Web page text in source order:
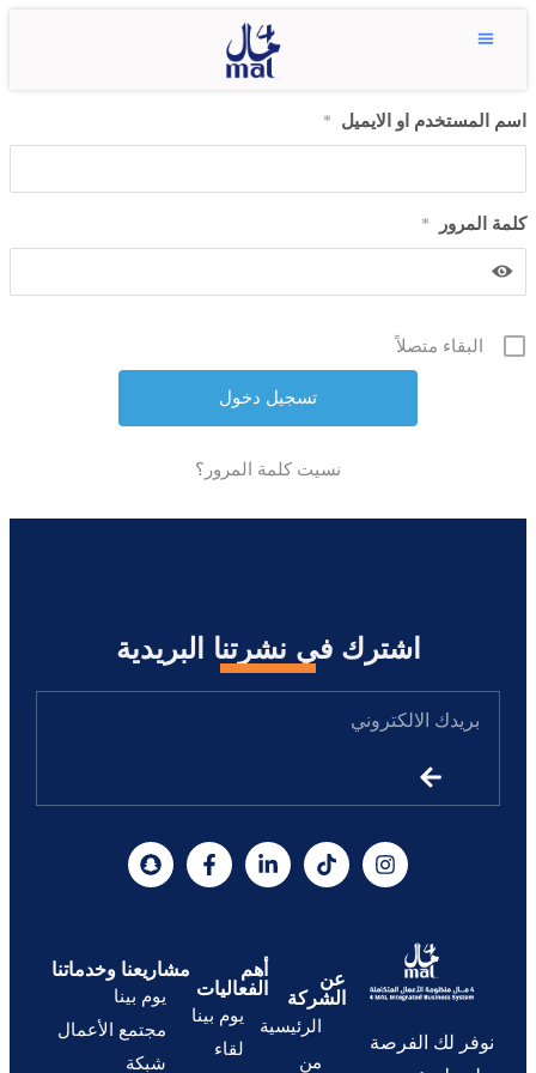
اسم المستخدم او الايميل *
كلمة المرور *
البقاء متصلاً
نسيت كلمة المرور؟
اشترك في نشرتنا البريدية
نوفر لك الفرصة
عن
الشركة
الرئيسية
من
أهم
الفعاليات
يوم بينا
لقاء
مشاريعنا وخدماتنا
يوم بينا
مجتمع الأعمال
شبكة